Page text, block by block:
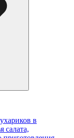
в
салата,